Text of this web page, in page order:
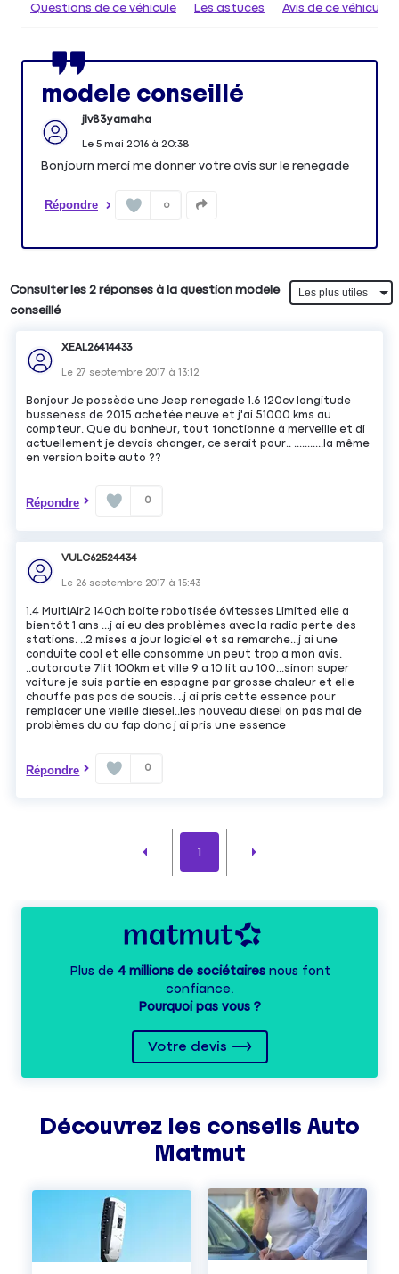
Questions de ce véhicule Les astuces Avis de ce véhicule
modele conseillé
jlv83yamaha
Le 5 mai 2016à 20:38
Bonjourn merci me donner votre avis sur le renegade
Répondre 0
Consulter les 2 réponses à la question modele
conseillé
XEAL26414433
Le 27 septembre 2017 à13:12
Bonjour Je possède une Jeep renegade 1.6 120cv longitude
busseness de 2015 achetée neuve et j'ai 51000 kms au
compteur. Que du bonheur, tout fonctionne à merveille et di
actuellement je devais changer, ce serait pour.. ...........la même
en version boite auto ??
Répondre 0
VULC62524434
Le 26 septembre 2017 à15:43
1.4 MultiAir2 140ch boîte robotisée 6vitesses Limited elle a
bientôt 1 ans ...j ai eu des problèmes avec la radio perte des
stations. ..2 mises a jour logiciel et sa remarche...j ai une
conduite cool et elle consomme un peut trop a mon avis.
..autoroute 7lit 100km et ville 9 a 10 lit au 100...sinon super
voiture je suis partie en espagne par grosse chaleur et elle
chauffe pas pas de soucis. ..j ai pris cette essence pour
remplacer une vieille diesel..les nouveau diesel on pas mal de
problèmes du au fap donc j ai pris une essence
Répondre 0
1
Plus de 4 millions de sociétairesnous font
confiance.
Pourquoi pas vous ?
Votre devis
Découvrez les conseils Auto
Matmut